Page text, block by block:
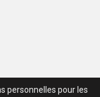
personnelles pour les